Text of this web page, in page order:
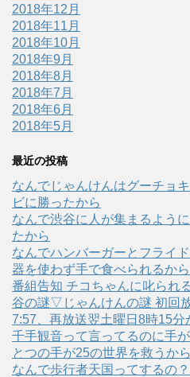
2018年12月
2018年11月
2018年10月
2018年9月
2018年8月
2018年7月
2018年6月
2018年5月
最近の投稿
なんでじゃんけんはグーチョ
ビに勝ったから
なんで渋谷に人が集まるよう
たから
なんでハンバーガーとフライ
器を使わず手で食べられるから
番組告知 チコちゃんに叱ら
谷の謎▽じゃんけんの謎 初回
7:57、再放送翌土曜日8時15分
千手観音って言ってるのに手
とつの手が25の世界を救うから
なんで歩行者天国ってするの